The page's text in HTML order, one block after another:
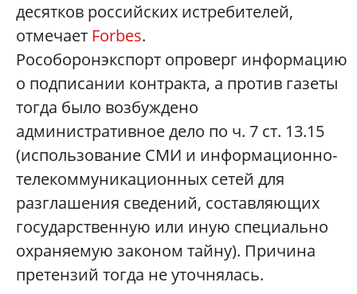
десятков российских истребителей,
отмечает Forbes.
Рособоронэкспорт опроверг информацию
о подписании контракта, а против газеты
тогда было возбуждено
административное дело по ч. 7 ст. 13.15
(использование СМИ и информационно-
телекоммуникационных сетей для
разглашения сведений, составляющих
государственную или иную специально
охраняемую законом тайну). Причина
претензий тогда не уточнялась.